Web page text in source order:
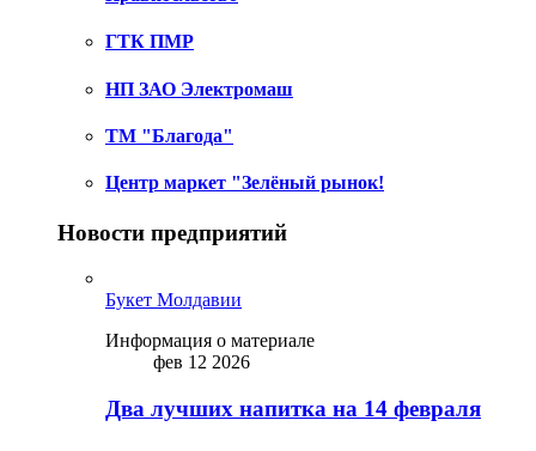
ГТК ПМР
НП ЗАО Электромаш
ТМ "Благода"
Центр маркет "Зелёный рынок!
Новости предприятий
Букет Молдавии
Информация о материале
фев 12 2026
Два лучших напитка на 14 февраля